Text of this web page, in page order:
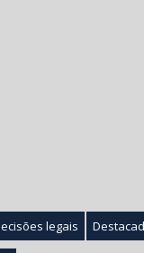
legais